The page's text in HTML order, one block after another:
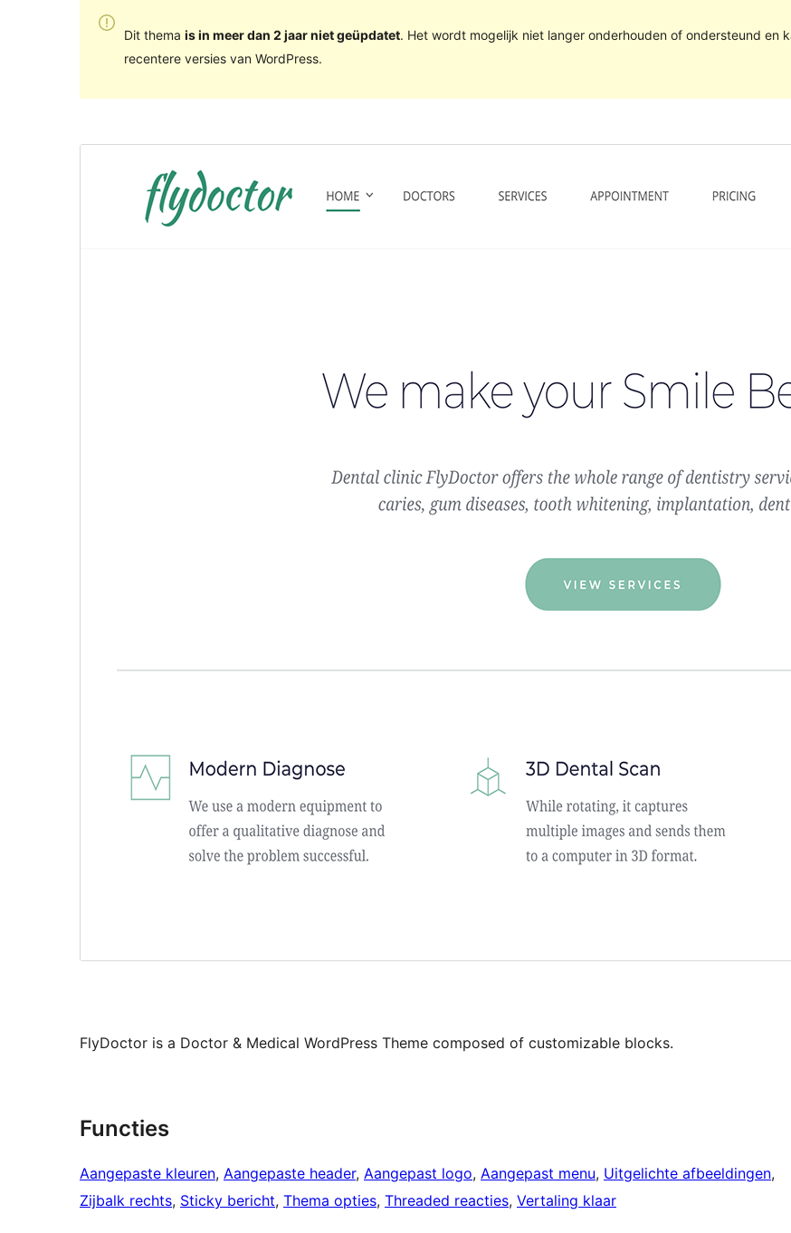
Dit thema is in meer dan 2 jaar niet geüpdatet. Het wordt mogelijk niet langer onderhouden of ondersteund en
recentere versies van WordPress.
FlyDoctor is a Doctor & Medical WordPress Theme composed of customizable blocks.
Functies
Aangepaste kleuren, Aangepaste header, Aangepast logo, Aangepast menu, Uitgelichte afbeeldingen
Zijbalk rechts, Sticky bericht, Thema opties, Threaded reacties, Vertaling klaar